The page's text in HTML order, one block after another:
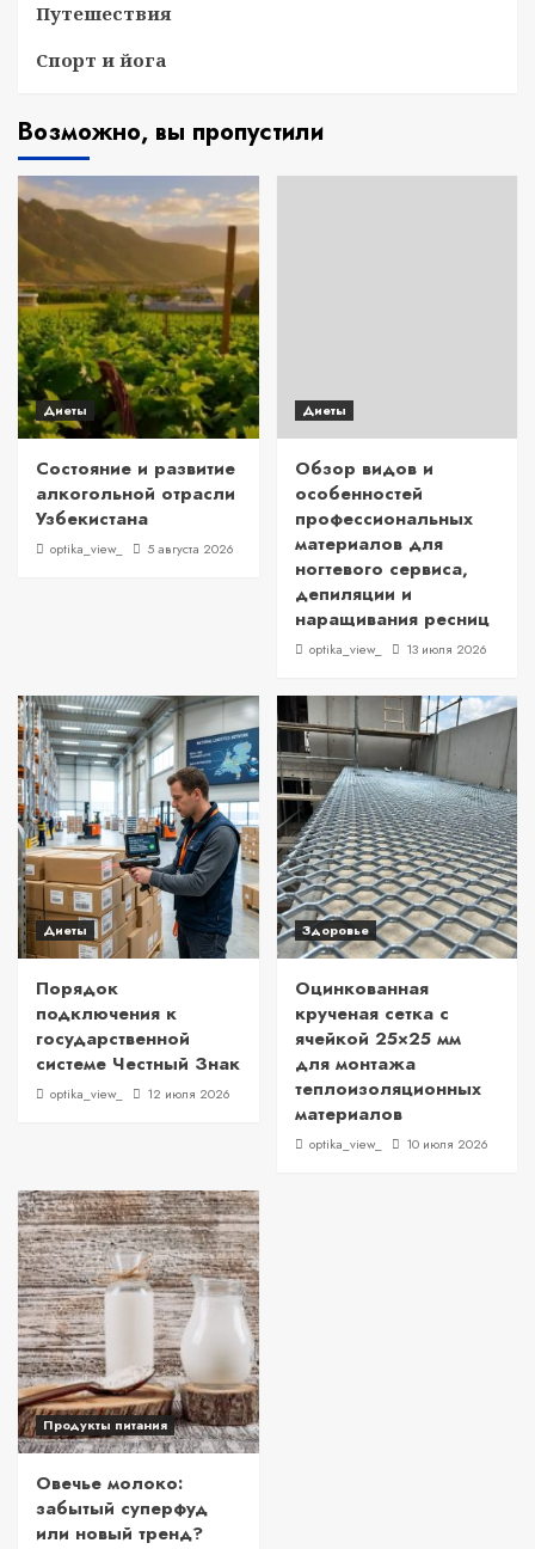
Путешествия
Спорт и йога
Возможно, вы пропустили
Диеты
Состояние и развитие
алкогольной отрасли
Узбекистана
optika_view_ 5 августа 2026
Диеты
Обзор видов и
особенностей
профессиональных
материалов для
ногтевого сервиса,
депиляции и
наращивания ресниц
optika_view_ 13 июля 2026
Диеты
Порядок
подключения к
государственной
системе Честный Знак
optika_view_ 12 июля 2026
Здоровье
Оцинкованная
крученая сетка с
ячейкой 25×25 мм
для монтажа
теплоизоляционных
материалов
optika_view_ 10 июля 2026
Продукты питания
Овечье молоко:
забытый суперфуд
или новый тренд?